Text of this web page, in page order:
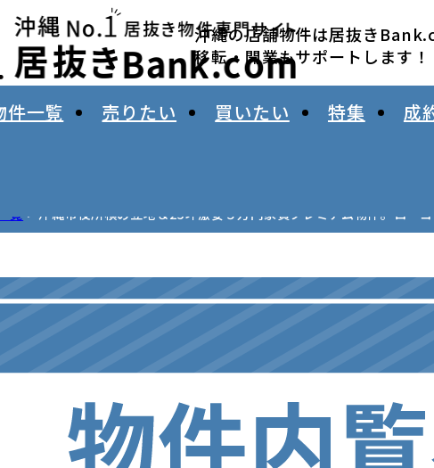
沖縄の店舗物件は居抜き
移転・開業もサポートします！
件一覧 売りたい 買いたい 特集 成
"2034" ["post_type"]=> string(5) "sales" }
覧 沖縄市役所横の立地＆25坪激安５万円家賃プレミアム物件。ロー